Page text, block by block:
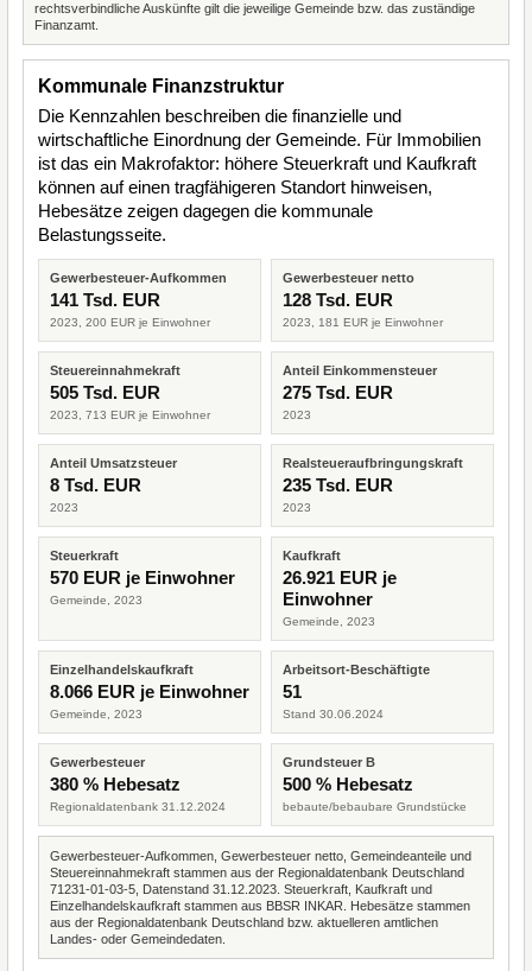
rechtsverbindliche Auskünfte gilt die jeweilige Gemeinde bzw. das zuständige
Finanzamt.
Kommunale Finanzstruktur
Die Kennzahlen beschreiben die finanzielle und
wirtschaftliche Einordnung der Gemeinde. Für Immobilien
ist das ein Makrofaktor: höhere Steuerkraft und Kaufkraft
können auf einen tragfähigeren Standort hinweisen,
Hebesätze zeigen dagegen die kommunale
Belastungsseite.
Gewerbesteuer-Aufkommen
141 Tsd. EUR
2023, 200 EUR je Einwohner
Gewerbesteuer netto
128 Tsd. EUR
2023, 181 EUR je Einwohner
Steuereinnahmekraft
505 Tsd. EUR
2023, 713 EUR je Einwohner
Anteil Einkommensteuer
275 Tsd. EUR
2023
Anteil Umsatzsteuer
8 Tsd. EUR
2023
Realsteueraufbringungskraft
235 Tsd. EUR
2023
Steuerkraft
570 EUR je Einwohner
Gemeinde, 2023
Kaufkraft
26.921 EUR je
Einwohner
Gemeinde, 2023
Einzelhandelskaufkraft
8.066 EUR je Einwohner
Gemeinde, 2023
Arbeitsort-Beschäftigte
51
Stand 30.06.2024
Gewerbesteuer
380 % Hebesatz
Regionaldatenbank 31.12.2024
Grundsteuer B
500 % Hebesatz
bebaute/bebaubare Grundstücke
Gewerbesteuer-Aufkommen, Gewerbesteuer netto, Gemeindeanteile und
Steuereinnahmekraft stammen aus der Regionaldatenbank Deutschland
71231-01-03-5, Datenstand 31.12.2023. Steuerkraft, Kaufkraft und
Einzelhandelskaufkraft stammen aus BBSR INKAR. Hebesätze stammen
aus der Regionaldatenbank Deutschland bzw. aktuelleren amtlichen
Landes- oder Gemeindedaten.